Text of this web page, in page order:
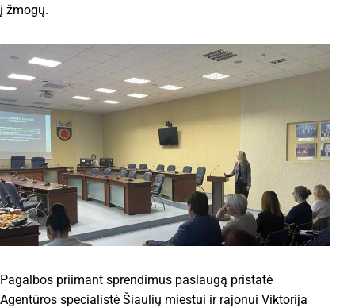
į žmogų.
Pagalbos priimant sprendimus paslaugą pristatė
Agentūros specialistė Šiaulių miestui ir rajonui Viktorija